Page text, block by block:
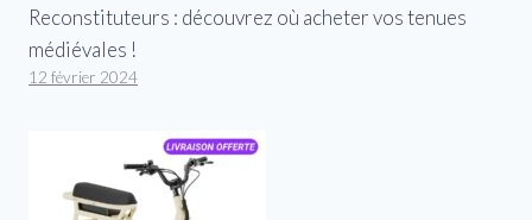
Reconstituteurs : découvrez où acheter vos tenues
médiévales !
12 février 2024